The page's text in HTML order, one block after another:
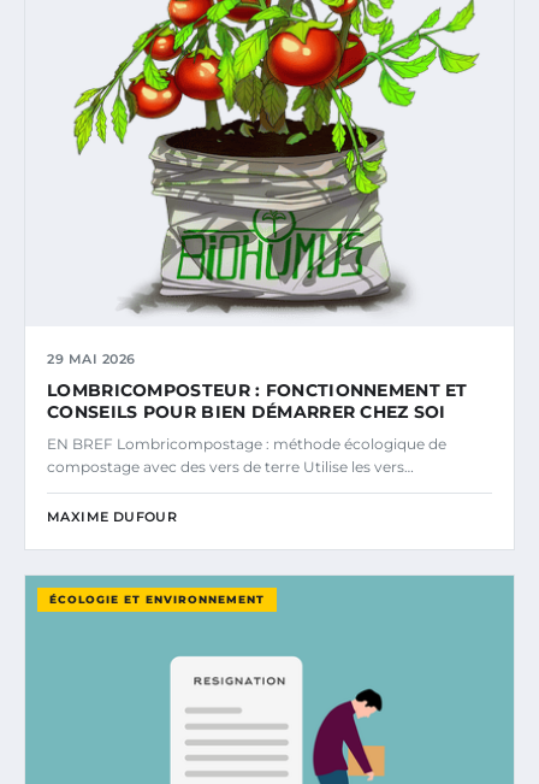
29 MAI 2026
LOMBRICOMPOSTEUR : FONCTIONNEMENT ET
CONSEILS POUR BIEN DÉMARRER CHEZ SOI
EN BREF Lombricompostage : méthode écologique de
compostage avec des vers de terre Utilise les vers…
MAXIME DUFOUR
ÉCOLOGIE ET ENVIRONNEMENT